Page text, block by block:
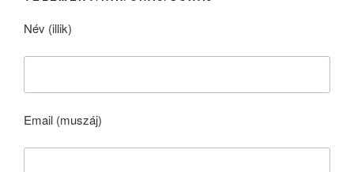
Név (illik)
Email (muszáj)